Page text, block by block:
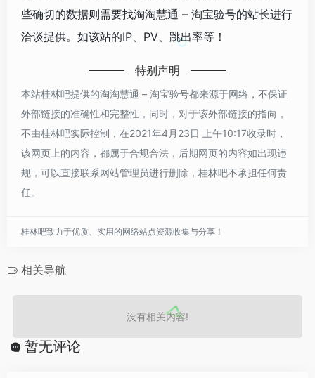
些确切的数据则需要找淘淘慧通 – 淘宝验号的站长进行
洽谈提供。如该站的IP、PV、跳出率等！
特别声明
本站桂林吧提供的淘淘慧通 – 淘宝验号都来源于网络，不保证
外部链接的准确性和完整性，同时，对于该外部链接的指向，
不由桂林吧实际控制，在2021年4月23日 上午10:17收录时，
该网页上的内容，都属于合规合法，后期网页的内容如出现违
规，可以直接联系网站管理员进行删除，桂林吧不承担任何责
任。
桂林吧致力于优质、实用的网络站点资源收集与分享！
相关导航
没有相关内容!
暂无评论